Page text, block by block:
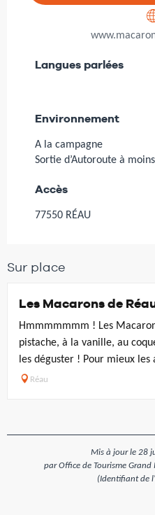
Langues parlées
Langues parlées
Environnement
Environnement
A la campagne
Sortie d’Autoroute à
Accès
Accès
77550 RÉAU
Sur place
Les Macarons de
Hmmmmmmm ! Les
pistache, à la vanille, au
les déguster ! Pour mieux
Réau
Mis à jour le 28
par Office de Tourisme Grand
(Identifiant de